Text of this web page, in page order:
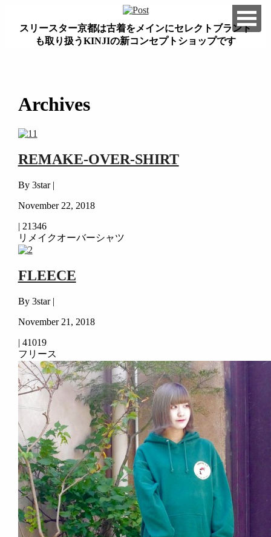
スリースター京都は古着をメインにセレクトブランド
も取り扱うKINJIの新コンセプトショップです
займ на карту онлайн без отказа
Archives
REMAKE-OVER-SHIRT
By 3star |
November 22, 2018
| 21346
リメイクオーバーシャツ
FLEECE
By 3star |
November 21, 2018
| 41019
フリース